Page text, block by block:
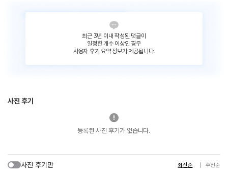
최근 3년 이내 작성된 댓글이
일정한 개수 이상인 경우
사용자 후기 요약 정보가 제공됩니다.
사진 후기
등록된 사진 후기가 없습니다.
사진 후기만 최신순 추천순